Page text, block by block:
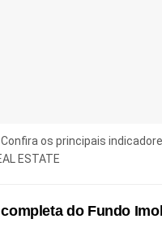
Confira os principais
ESTATE
do Fundo